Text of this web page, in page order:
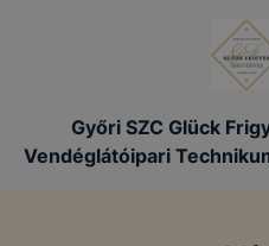
Győri SZC Glück
Vendéglátóipari